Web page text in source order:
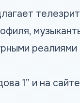
1” и на сайте